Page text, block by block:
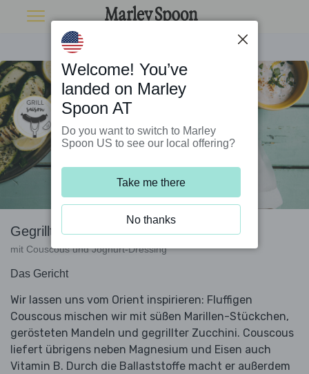
Gegrillte Zucchini
mit Couscous und Joghurt-Dressing
Das Gericht
Wir lassen uns vom Orient inspirieren: Fluffigen
Couscous mischen wir mit süßen Marillen-Stückchen,
gerösteten Mandeln und gegrillter Zucchini. Couscous
liefert übrigens neben Magnesium und Eisen auch
Vitamin B. Durch die Ballaststoffe macht er außerdem
Welcome! You’ve
landed on Marley
Spoon AT
Do you want to switch to Marley
Spoon US to see our local offering?
Take me there
No thanks